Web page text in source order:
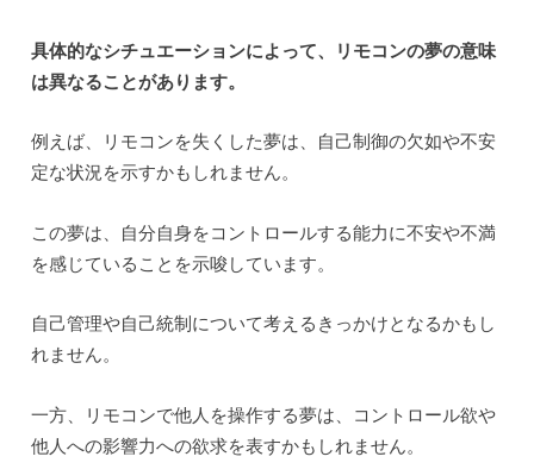
具体的なシチュエーションによって、リモコンの夢の意味
は異なることがあります。
例えば、リモコンを失くした夢は、自己制御の欠如や不安
定な状況を示すかもしれません。
この夢は、自分自身をコントロールする能力に不安や不満
を感じていることを示唆しています。
自己管理や自己統制について考えるきっかけとなるかもし
れません。
一方、リモコンで他人を操作する夢は、コントロール欲や
他人への影響力への欲求を表すかもしれません。